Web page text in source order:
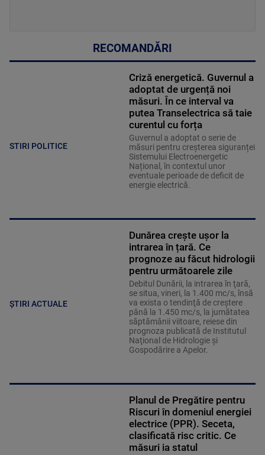
RECOMANDĂRI
STIRI POLITICE
Criză energetică. Guvernul a
adoptat de urgență noi
măsuri. În ce interval va
putea Transelectrica să taie
curentul cu forța
Guvernul a adoptat o serie de
măsuri pentru creșterea siguranței
Sistemului Electroenergetic
Național, în contextul unor
eventuale perioade de deficit de
energie electrică.
ȘTIRI ACTUALE
Dunărea crește ușor la
intrarea în țară. Ce
prognoze au făcut hidrologii
pentru următoarele zile
Debitul Dunării, la intrarea în ţară,
se situa, vineri, la 1.400 mc/s, însă
va exista o tendinţă de creştere
până la 1.450 mc/s, la jumătatea
săptămânii viitoare, reiese din
prognoza publicată de Institutul
Naţional de Hidrologie şi
Gospodărire a Apelor.
Planul de Pregătire pentru
Riscuri în domeniul energiei
electrice (PPR). Seceta,
clasificată risc critic. Ce
măsuri ia statul